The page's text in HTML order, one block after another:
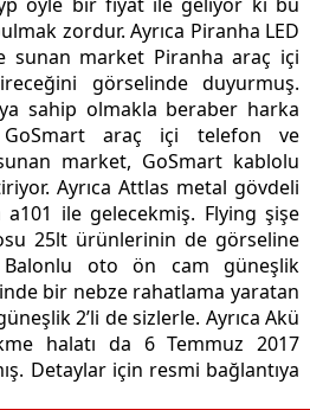
zordur. Ayrıca Piranha LED
sunan market Piranha araç içi
görselinde duyurmuş.
sahip olmakla beraber harka
araç içi telefon ve
market, GoSmart kablolu
Ayrıca Attlas metal gövdeli
ile gelecekmiş. Flying şişe
25lt ürünlerinin de görseline
oto ön cam güneşlik
bir nebze rahatlama yaratan
2’li de sizlerle. Ayrıca Akü
halatı da 6 Temmuz 2017
Detaylar için resmi bağlantıya